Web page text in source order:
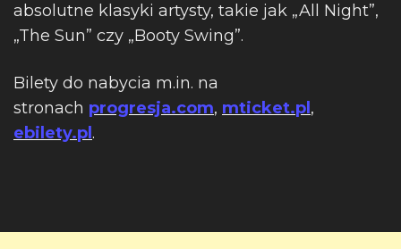
absolutne klasyki artysty, takie jak „All Night”,
„The Sun” czy „Booty Swing”.
Bilety do nabycia m.in. na
stronach progresja.com, mticket.pl ,
ebilety.pl .